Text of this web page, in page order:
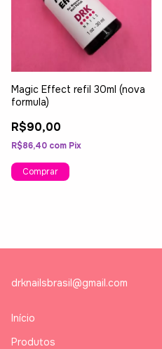
Magic Effect refil 30ml (nova
formula)
R$90,00
R$86,40 com Pix
drknailsbrasil@gmail.com
Início
Produtos